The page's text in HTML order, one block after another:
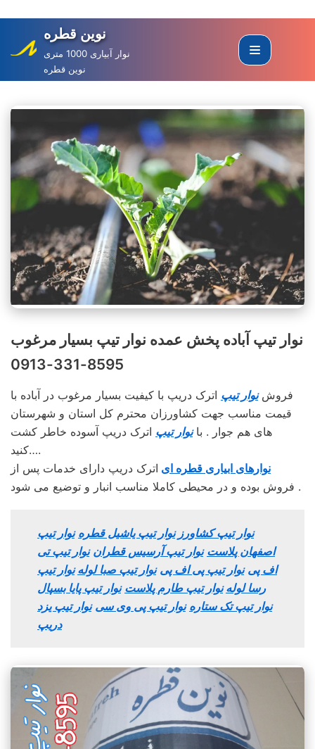
to
content
نوین قطره
نوار آبیاری 1000 متری
نوین قطره
نوار تیپ آباده پخش عمده نوار تیپ بسیار مرغوب
8595-331-0913
فروشنوار تیپ اترک دریپ با کیفیت بسیار مرغوب در آباده با
قیمت مناسب جهت کشاورزان محترم کل استان و شهرستان
های هم جوار . بانوار تیپ اترک دریپ آسوده خاطر کشت
کنید….
نوارهای ابیاری قطره ای اترک دریپ دارای خدمات پس از
فروش بوده و در محیطی کاملا مناسب انبار و توضیع می شود .
نوار تیپ کشاورز نوار تیپ یاشیل قطره نوار تیپ
اصفهان پلاست نوار تیپ آرسیس قطران نوار تیپ تی
اف پی نوار تیپ پی اف پی نوار تیپ صبا لوله نوار تیپ
رسا لوله نوار تیپ طارم پلاست نوار تیپ پایا بسپال
نوار تیپ تک ستاره نوار تیپ پی وی سی نوار تیپ یزد
دریپ